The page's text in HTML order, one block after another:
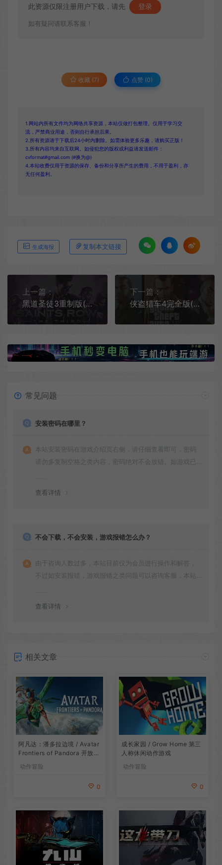
此资源仅限注册用户下载，请先 登录
如有疑问请联系客服！
收藏 (7) 点赞 (0)
1.网站内所有文件均为网络共享资源，本站仅做打包整理。仅用于学习交
流，严禁商业用途，否则自行承担后果。
2.所有资源请于下载后24小时内删除。如需体验更多乐趣，请购买正版！
3.所有内容均来自互联网。如侵犯您的版权或利益请发送邮件：
cvformat#gmail.com (#换为@)
4.本站收费仅用于资源的保存、备份和分享所产生的费用，不用于盈利，亦
无任何盈利。
生成海报 复制本文链接
上一篇：
黑道圣徒3重制版(Saints Row The Third Remastered)开放世界动作RPG游戏|下载
下一篇：
侠盗猎车4完全版(Grand Theft Auto IV)自由城动作冒险游戏|下载
常见问题
安装密码在哪里？
本站安装密码在游戏介绍页右侧，请仔细查看即可，密码
请勿多复制空格之类内容，密码绝对不会放错。如游戏已
查看详情
不会下载，不会安装，游戏报错怎么办？
由于咨询人数过多，本站目前仅为会员进行操作和解答，
不过如安装报错，游戏报错之类问题可以咨询客服，本站
查看详情
相关文章
阿凡达：潘多拉边境 / Avatar
Frontiers of Pandora 开放世
动作冒险
0
成长家园 / Grow Home 第三
人称休闲动作游戏
动作冒险
0